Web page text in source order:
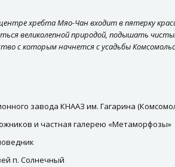
хребта Мяо-Чан входит в пятерку
великолепной природой, подышать
с которым начнется с усадьбы
завода КНААЗ им. Гагарина
и частная галерею «Метаморфозы»
п. Солнечный